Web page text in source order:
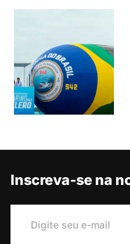
Inscreva-se na